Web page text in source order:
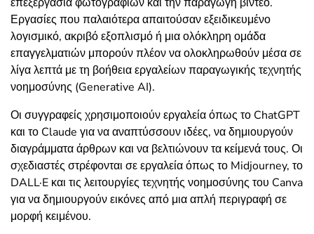
Εργασίες που παλαιότερα απαιτούσαν εξειδικευμένο
λογισμικό, ακριβό εξοπλισμό ή μια ολόκληρη ομάδα
επαγγελματιών μπορούν πλέον να ολοκληρωθούν μέσα σε
λίγα λεπτά με τη βοήθεια εργαλείων παραγωγικής τεχνητής
νοημοσύνης (Generative AI).
Οι συγγραφείς χρησιμοποιούν εργαλεία όπως το ChatGPT
και το Claude για να αναπτύσσουν ιδέες, να δημιουργούν
διαγράμματα άρθρων και να βελτιώνουν τα κείμενά τους. Οι
σχεδιαστές στρέφονται σε εργαλεία όπως το Midjourney, το
DALL·E και τις λειτουργίες τεχνητής νοημοσύνης του Canva
για να δημιουργούν εικόνες από μια απλή περιγραφή σε
μορφή κειμένου.